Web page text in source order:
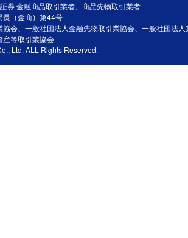
券 金融商品取引業者、商品先物取引業者
長（金商）第44号
会、一般社団法人金融先物取引業協会、一般社団法
産等取引業協会
Ltd. ALL Rights Reserved.